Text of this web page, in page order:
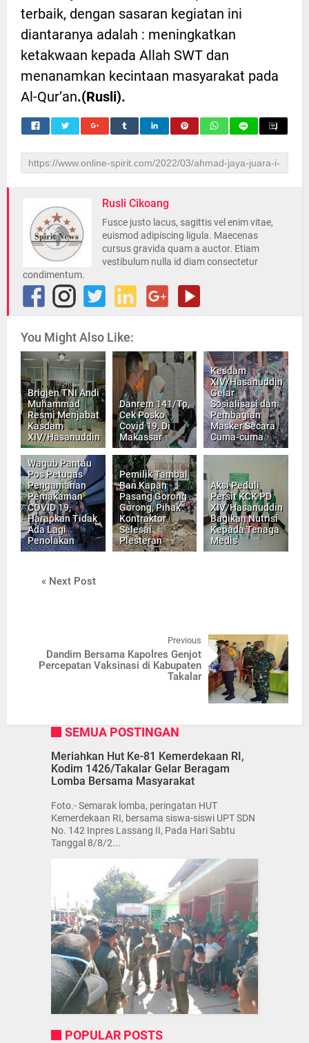
terbaik, dengan sasaran kegiatan ini
diantaranya adalah : meningkatkan
ketakwaan kepada Allah SWT dan
menanamkan kecintaan masyarakat pada
Al-Qur’an.(Rusli).
Rusli Cikoang
Fusce justo lacus, sagittis vel enim vitae,
euismod adipiscing ligula. Maecenas
cursus gravida quam a auctor. Etiam
vestibulum nulla id diam consectetur
condimentum.
You Might Also Like:
Brigjen TNI Andi
Muhammad
Resmi Menjabat
Kasdam
XIV/Hasanuddin
Danrem 141/Tp,
Cek Posko
Covid 19, Di
Makassar
Kesdam
XIV/Hasanuddin
Gelar
Sosialisasi dan
Pembagian
Masker Secara
Cuma-cuma
Wagub Pantau
Pos Petugas
Pengamanan
Pemakaman
COVID 19,
Harapkan Tidak
Ada Lagi
Penolakan
Pemilik Tambal
Ban Kapan
Pasang Gorong
Gorong, Pihak
Kontraktor
Selesai
Plesteran
Aksi Peduli
Persit KCK PD
XIV/Hasanuddin
Bagikan Nutrisi
Kepada Tenaga
Medis
« Next Post
Previous
Dandim Bersama Kapolres Genjot
Percepatan Vaksinasi di Kabupaten
Takalar
SEMUA POSTINGAN
Meriahkan Hut Ke-81 Kemerdekaan RI,
Kodim 1426/Takalar Gelar Beragam
Lomba Bersama Masyarakat
Foto.- Semarak lomba, peringatan HUT
Kemerdekaan RI, bersama siswa-siswi UPT SDN
No. 142 Inpres Lassang II, Pada Hari Sabtu
Tanggal 8/8/2...
POPULAR POSTS